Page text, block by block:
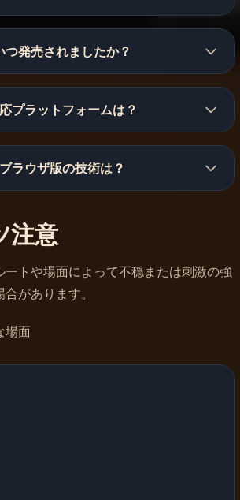
つ発売されましたか？
プラットフォームは？
ブラウザ版の技術は？
注意
ートや場面によって不穏または刺激の強
があります。
場面